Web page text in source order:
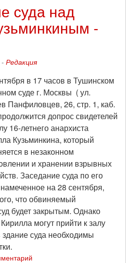
суда над
-
Редакция
в 17 часов в Тушинском
суде г. Москвы ( ул.
Панфиловцев, 26, стр. 1, каб.
допрос свидетелей
16-летнего анархиста
Кузьминкина, который
в незаконном
и хранении взрывных
Заседание суда по его
на 28 сентября,
что обвиняемый
будет закрытым. Однако
могут прийти к залу
суда необходимы